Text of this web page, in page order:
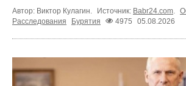
Автор: Виктор Кулагин. Источник: Babr24.com.
Расследования
Бурятия 4975 05.08.2026